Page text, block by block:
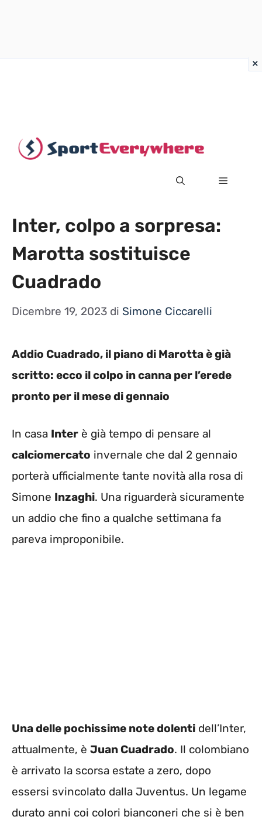
MENU
Inter, colpo a sorpresa:
Marotta sostituisce
Cuadrado
Dicembre 19, 2023 di Simone Ciccarelli
Addio Cuadrado, il piano di Marotta è già
scritto: ecco il colpo in canna per l’erede
pronto per il mese di gennaio
In casa Inter è già tempo di pensare al
calciomercato invernale che dal 2 gennaio
porterà ufficialmente tante novità alla rosa di
Simone Inzaghi. Una riguarderà sicuramente
un addio che fino a qualche settimana fa
pareva improponibile.
Una delle pochissime note dolenti dell’Inter,
attualmente, è Juan Cuadrado. Il colombiano
è arrivato la scorsa estate a zero, dopo
essersi svincolato dalla Juventus. Un legame
durato anni coi colori bianconeri che si è ben